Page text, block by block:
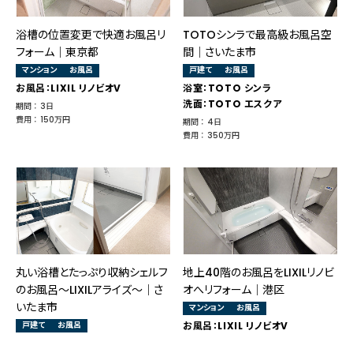
浴槽の位置変更で快適お風呂リ
フォーム｜東京都
マンション お風呂
お風呂：LIXIL リノビオV
期間 ： 3日
費用 ： 150万円
TOTOシンラで最高級お風呂空
間｜さいたま市
戸建て お風呂
浴室：TOTO シンラ
洗面：TOTO エスクア
期間 ： 4日
費用 ： 350万円
丸い浴槽とたっぷり収納シェルフ
のお風呂～LIXILアライズ～｜さ
いたま市
戸建て お風呂
地上40階のお風呂をLIXILリノビ
オへリフォーム│港区
マンション お風呂
お風呂：LIXIL リノビオV